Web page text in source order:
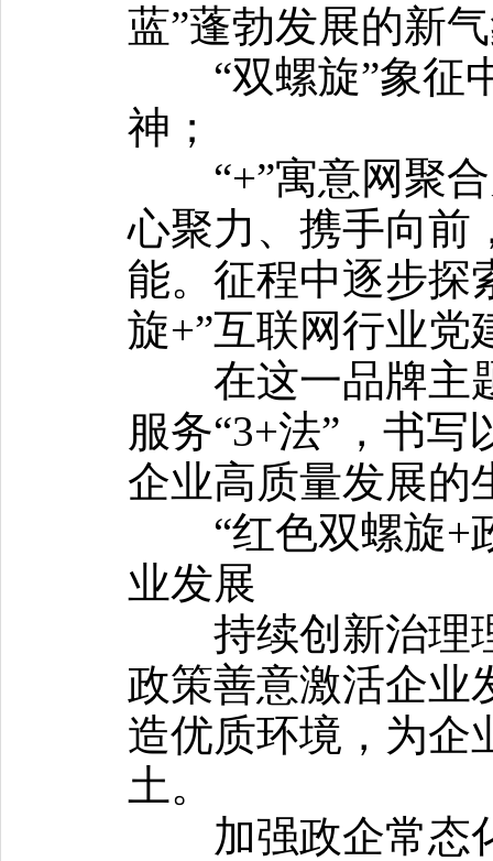
蓝”蓬勃发展的新
“双螺旋”象征
神；
“+”寓意网聚
心聚力、携手向前
能。 征程中逐步探
旋+”互联网行业
在这一品牌主
服务“3+法”，书
企业高质量发展的
“红色双螺旋+
业发展
持续创新治理
政策善意激活企业
造优质环境，为企
土。
加强政企常态